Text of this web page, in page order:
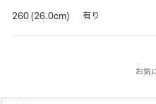
260 (26.0cm) 有り
お気